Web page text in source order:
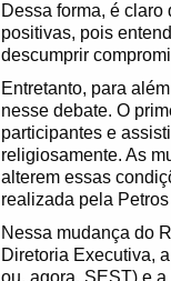
Dessa forma, é
positivas, pois
descumprir
Entretanto, para
nesse debate. O
participantes e
religiosamente. As
alterem essas
realizada pela
Nessa mudança do
Diretoria Executiva,
ou, agora, SEST) e